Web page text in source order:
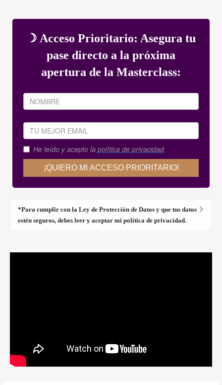
*Para cumplir con la Ley de Protección de Datos y que tus datos
estén seguros, debes leer y aceptar mi política de privacidad.